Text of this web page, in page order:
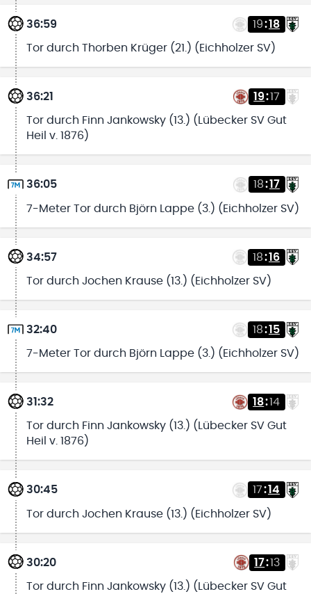
36:59 19:18
Tor durch Thorben Krüger (21.) (Eichholzer SV)
36:21 19:17
Tor durch Finn Jankowsky (13.) (Lübecker SV Gut
Heil v. 1876)
36:05 18:17
7-Meter Tor durch Björn Lappe (3.) (Eichholzer SV)
34:57 18:16
Tor durch Jochen Krause (13.) (Eichholzer SV)
32:40 18:15
7-Meter Tor durch Björn Lappe (3.) (Eichholzer SV)
31:32 18:14
Tor durch Finn Jankowsky (13.) (Lübecker SV Gut
Heil v. 1876)
30:45 17:14
Tor durch Jochen Krause (13.) (Eichholzer SV)
30:20 17:13
Tor durch Finn Jankowsky (13.) (Lübecker SV Gut